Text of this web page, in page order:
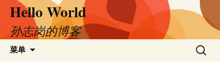
文
Hello World
孙志岗的博客
菜单
搜
索：